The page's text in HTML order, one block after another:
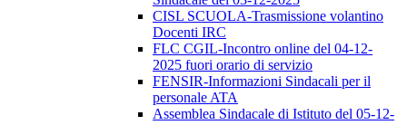
CISL SCUOLA-Trasmissione volantino
Docenti IRC
FLC CGIL-Incontro online del 04-12-
2025 fuori orario di servizio
FENSIR-Informazioni Sindacali per il
personale ATA
Assemblea Sindacale di Istituto del 05-12-